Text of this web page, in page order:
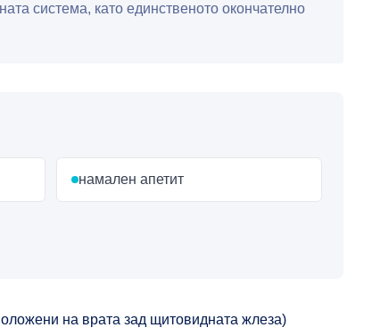
система, като единственото окончателно
намален апетит
на врата зад щитовидната жлеза)